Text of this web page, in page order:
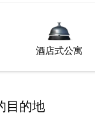
酒店式公寓
目的地